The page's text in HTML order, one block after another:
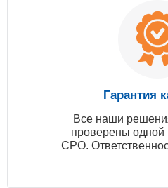
Гарантия
Все наши
проверены одной
СРО.